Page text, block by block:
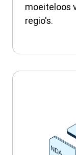
moeiteloos
regio's.